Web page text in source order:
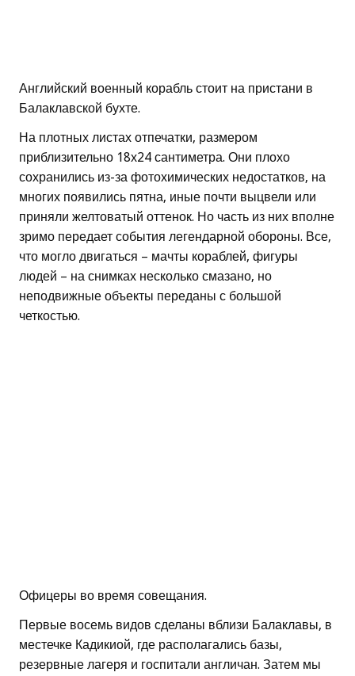
Английский военный корабль стоит на пристани в
Балаклавской бухте.
На плотных листах отпечатки, размером
приблизительно 18х24 сантиметра. Они плохо
сохранились из-за фотохимических недостатков, на
многих появились пятна, иные почти выцвели или
приняли желтоватый оттенок. Но часть из них вполне
зримо передает события легендарной обороны. Все,
что могло двигаться – мачты кораблей, фигуры
людей – на снимках несколько смазано, но
неподвижные объекты переданы с большой
четкостью.
Офицеры во время совещания.
Первые восемь видов сделаны вблизи Балаклавы, в
местечке Кадикиой, где располагались базы,
резервные лагеря и госпитали англичан. Затем мы